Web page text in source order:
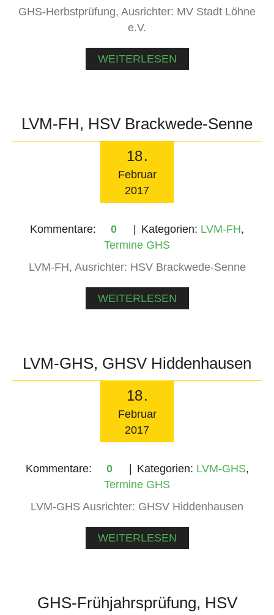
GHS-Herbstprüfung, Ausrichter: MV Stadt Löhne
e.V.
WEITERLESEN
LVM-FH, HSV Brackwede-Senne
18.
Februar
2017
Kommentare: 0 Kategorien: LVM-FH,
Termine GHS
LVM-FH, Ausrichter: HSV Brackwede-Senne
WEITERLESEN
LVM-GHS, GHSV Hiddenhausen
18.
Februar
2017
Kommentare: 0 Kategorien: LVM-GHS,
Termine GHS
LVM-GHS Ausrichter: GHSV Hiddenhausen
WEITERLESEN
GHS-Frühjahrsprüfung, HSV